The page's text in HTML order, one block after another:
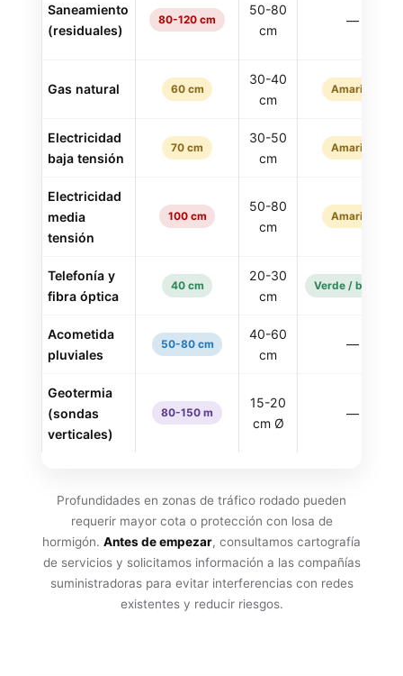
Saneamiento
(residuales)
80-120 cm
50-80
cm
—
Gas natural 60 cm
30-40
cm
Amarilla
Electricidad
baja tensión
70 cm
30-50
cm
Amarilla
Electricidad
media
tensión
100 cm
50-80
cm
Amarilla
Telefonía y
fibra óptica
40 cm
20-30
cm
Verde / blanca
Acometida
pluviales
50-80 cm
40-60
cm
—
Geotermia
(sondas
verticales)
80-150 m
15-20
cm Ø
—
Profundidades en zonas de tráfico rodado pueden
requerir mayor cota o protección con losa de
hormigón. Antes de empezar, consultamos cartografía
de servicios y solicitamos información a las compañías
suministradoras para evitar interferencias con redes
existentes y reducir riesgos.